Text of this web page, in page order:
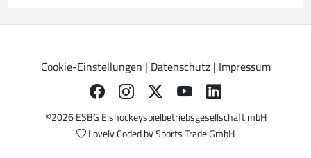
Cookie-Einstellungen | Datenschutz| Impressum
©2026 ESBG Eishockeyspielbetriebsgesellschaft mbH
Lovely Coded bySports Trade GmbH